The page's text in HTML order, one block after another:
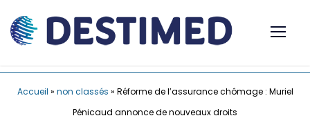
Accueil » non classés » Réforme de l’assurance chômage : Muriel
Pénicaud annonce de nouveaux droits